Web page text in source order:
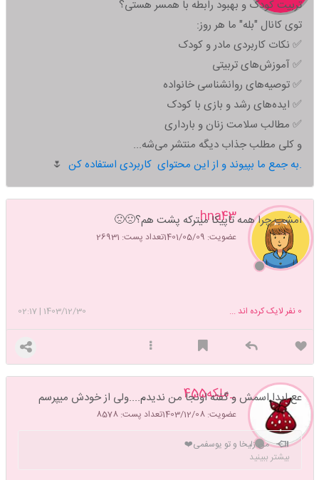
تربیت کودک و بهبود رابطه با همسر هستی؟
توی کانال "بله" ما هر روز:
✅ نکات کاربردی مادر و کودک
✅ آموزش‌های تربیتی
✅ توصیه‌های روانشناسی خانواده
✅ ایده‌های رشد و بازی با کودک
✅ مطالب سلامت زنان و بارداری
و کلی مطلب جذاب دیگه منتشر می‌شه...
به جمع ما بپیوند و از این محتوای کاربردی استفاده کن.
🌷
hna43
عضویت: 1401/05/09 تعداد پست: 26931
امشب چرا همه تاپیکا میترکه پشت هم؟🙁🙁
1403/12/30
|
02:17 0 نفر لایک کرده اند ...
_ملکه455
عضویت: 1403/12/08 تعداد پست: 8578
عع ایدا اسمش و گفته اونجا من ندیدم....ولی از خودش میپرسم
من زلیخا و تو یوسفمی❤️
بیشتر ببینید